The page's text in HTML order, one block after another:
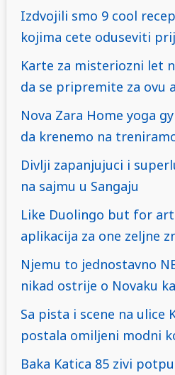
Izdvojili smo 9 cool
kojima cete oduseviti
Karte za misteriozni let
da se pripremite za ovu
Nova Zara Home yoga
da krenemo na
Divlji zapanjujuci i
na sajmu u Sangaju
Like Duolingo but for
aplikacija za one zeljne
Njemu to jednostavno
nikad ostrije o Novaku
Sa pista i scene na ulice
postala omiljeni modni
Baka Katica 85 zivi